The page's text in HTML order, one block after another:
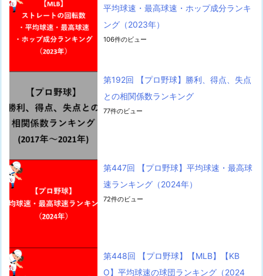
平均球速・最高球速・ホップ成分ランキ
ング（2023年）
106件のビュー
第192回 【プロ野球】勝利、得点、失点
との相関係数ランキング
77件のビュー
第447回 【プロ野球】平均球速・最高球
速ランキング（2024年）
72件のビュー
第448回 【プロ野球】【MLB】【KB
O】平均球速の球団ランキング（2024